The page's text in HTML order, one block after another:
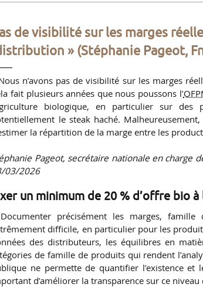
de visibilité sur les marges
» (Stéphanie Pageot,
n’avons pas de visibilité sur les marges
fait plusieurs années que nous poussons l’
biologique, en particulier sur des
le steak haché.
la répartition de la marge entre les
Pageot, secrétaire nationale en charge
03/2026
un minimum de 20 % d’offre bio
précisément les marges,
difficile, en particulier pour les
des distributeurs, les équilibres en
de famille de produits qui rendent
ne permette de quantifier l’existence et
d’améliorer la transparence sur ce